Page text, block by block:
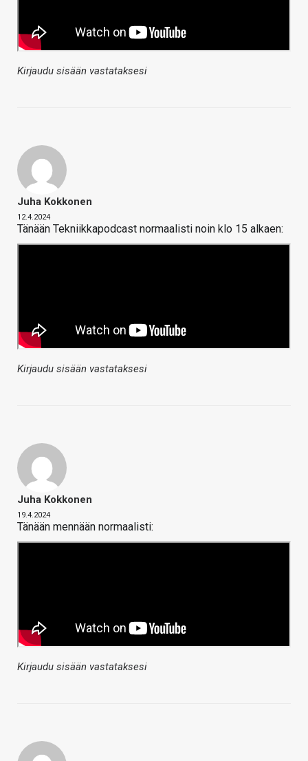
Kirjaudu sisään vastataksesi
Juha Kokkonen
12.4.2024
Tänään Tekniikkapodcast normaalisti noin klo 15 alkaen:
Kirjaudu sisään vastataksesi
Juha Kokkonen
19.4.2024
Tänään mennään normaalisti:
Kirjaudu sisään vastataksesi